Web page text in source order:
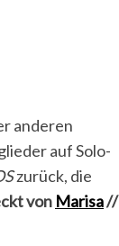
anderen
auf Solo-
zurück, die
von Marisa//